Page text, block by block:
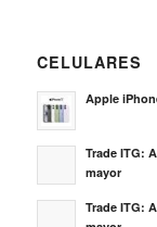
CELULARES
Apple
Trade ITG:
mayor
Trade ITG: